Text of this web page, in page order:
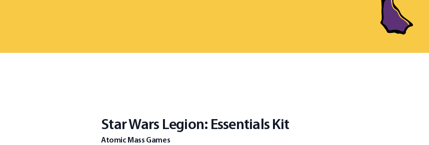
Star Wars Legion: Essentials Kit
Atomic Mass Games